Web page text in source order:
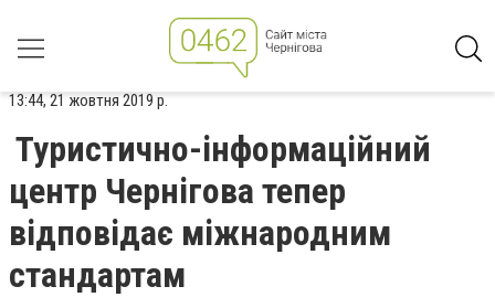
13:44, 21 жовтня 2019 р.
Туристично-інформаційний
центр Чернігова тепер
відповідає міжнародним
стандартам